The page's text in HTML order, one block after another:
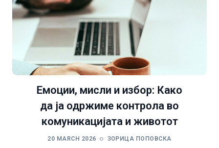
Емоции, мисли и избор: Како
да ја одржиме контрола во
комуникацијата и животот
20 MARCH 2026 ЗОРИЦА ПОПОВСКА